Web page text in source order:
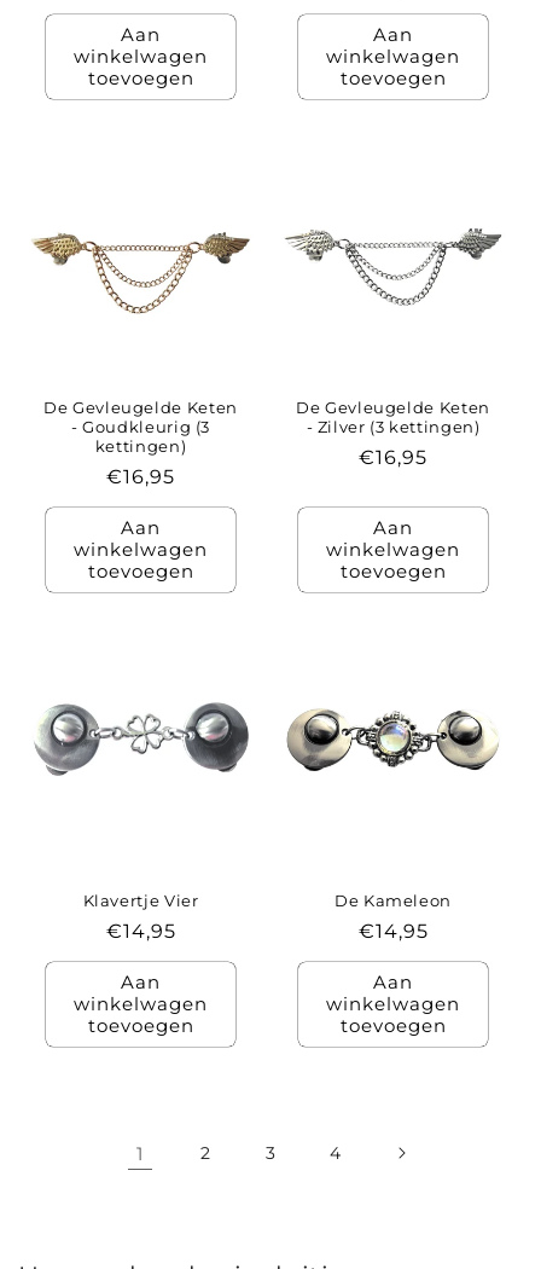
Aan
winkelwagen
toevoegen
prijs
Aan
winkelwagen
toevoegen
De Gevleugelde Keten
- Goudkleurig (3
kettingen)
Normale
prijs
€16,95
Aan
winkelwagen
toevoegen
De Gevleugelde Keten
- Zilver (3 kettingen)
Normale
€16,95
Aan
winkelwagen
toevoegen
Klavertje Vier
Normale
prijs
€14,95
Aan
winkelwagen
toevoegen
De Kameleon
Normale
prijs
€14,95
Aan
winkelwagen
toevoegen
1 2 3 4